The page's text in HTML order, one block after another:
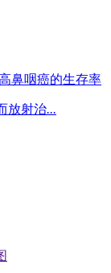
鼻咽癌的生存率
放射治...